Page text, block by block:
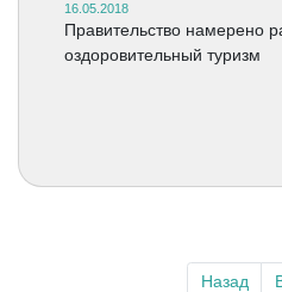
16.05.2018
Правительство намерено
оздоровительный туризм
Назад